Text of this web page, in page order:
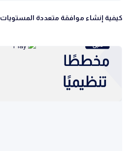
كيفية إنشاء موافقة متعددة المستويات